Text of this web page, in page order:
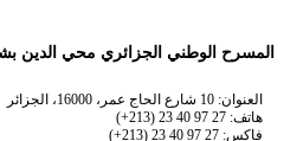
المسرح الوطني الجزائري محي الدين
العنوان: 10 شارع الحاج عمر، 16000، الجزائر
هاتف: 27 97 40 23 (213+)
فاكس: 27 97 40 23 (213+)